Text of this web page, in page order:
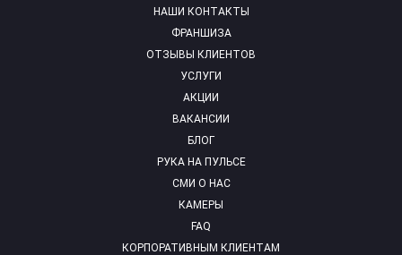
НАШИ КОНТАКТЫ
ФРАНШИЗА
ОТЗЫВЫ КЛИЕНТОВ
УСЛУГИ
АКЦИИ
ВАКАНСИИ
БЛОГ
РУКА НА ПУЛЬСЕ
СМИ О НАС
КАМЕРЫ
FAQ
КОРПОРАТИВНЫМ КЛИЕНТАМ